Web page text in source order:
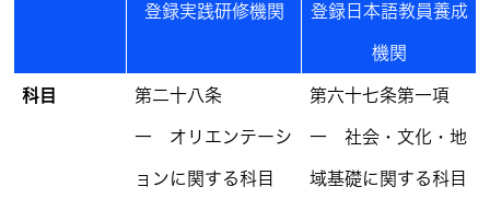
登録実践研修機関 登録日本語教員養成
機関
科目 第二十八条
一 オリエンテーシ
ョンに関する科目
第六十七条第一項
一 社会・文化・地
域基礎に関する科目